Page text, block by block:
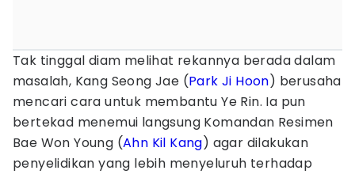
Tak tinggal diam melihat rekannya berada dalam
masalah, Kang Seong Jae (Park Ji Hoon) berusaha
mencari cara untuk membantu Ye Rin. Ia pun
bertekad menemui langsung Komandan Resimen
Bae Won Young (Ahn Kil Kang) agar dilakukan
penyelidikan yang lebih menyeluruh terhadap